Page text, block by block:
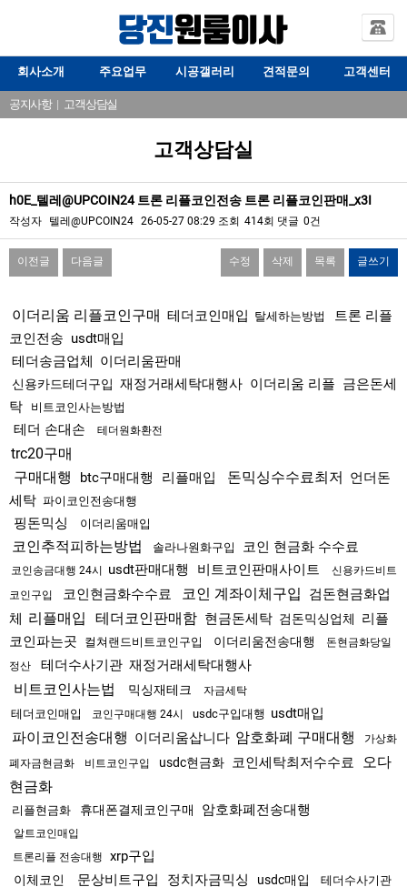
회사소개 주요업무 시공갤러리 견적문의 고객센터
공지사항| 고객상담실
고객상담실
h0E_텔레@UPCOIN24 트론 리플코인전송 트론 리플코인판매_x3I
작성자 텔레@UPCOIN24 26-05-27 08:29 조회 414회 댓글 0건
이전글 다음글 수정 삭제 목록 글쓰기
이더리움 리플코인구매 테더코인매입 탈세하는방법
트론 리플
코인전송 usdt매입
테더송금업체 이더리움판매
신용카드테더구입 재정거래세탁대행사 이더리움 리플 금은돈세
탁
비트코인사는방법
테더 손대손 테더원화환전
trc20구매
구매대행
btc구매대행 리플매입 돈믹싱수수료최저 언더돈
세탁 파이코인전송대행
핑돈믹싱 이더리움매입
코인추적피하는방법 솔라나원화구입 코인 현금화 수수료
코인송금대행 24시 usdt판매대행 비트코인판매사이트
신용카드비트
코인구입
코인현금화수수료 코인 계좌이체구입
검돈현금화업
체 리플매입 테더코인판매함 현금돈세탁 검돈믹싱업체
리플
코인파는곳
컬쳐랜드비트코인구입 이더리움전송대행
돈현금화당일
정산
테더수사기관 재정거래세탁대행사
비트코인사는법 믹싱재테크 자금세탁
테더코인매입 코인구매대행 24시 usdc구입대행 usdt매입
파이코인전송대행 이더리움삽니다 암호화폐 구매대행
가상화
폐자금현금화
비트코인구입 usdc현금화 코인세탁최저수수료
오다
현금화
리플현금화 휴대폰결제코인구매 암호화폐전송대행
알트코인매입
트론리플 전송대행
xrp구입
이체코인 문상비트구입 정치자금믹싱 usdc매입 테더수사기관